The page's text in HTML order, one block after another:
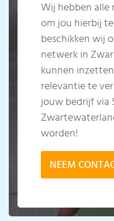
Wij hebben alle
om jou hierbij
beschikken wij
netwerk in
kunnen
relevantie te
jouw bedrijf via
worden!
NEEM